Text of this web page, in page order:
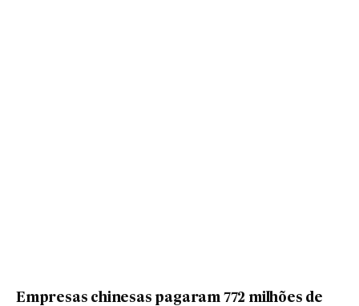
Empresas chinesas pagaram 772 milhões de